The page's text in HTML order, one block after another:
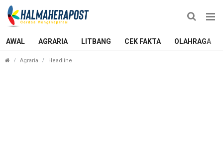
AWAL AGRARIA LITBANG CEK FAKTA OLAHRAGA
Agraria Headline